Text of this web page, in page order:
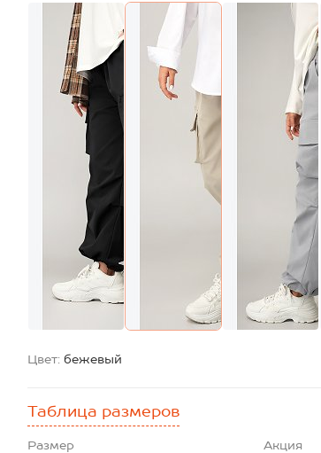
Цвет: бежевый
Таблица размеров
Размер Акция